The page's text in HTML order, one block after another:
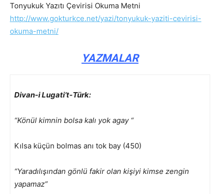
Tonyukuk Yazıtı Çevirisi Okuma Metni
http://www.gokturkce.net/yazi/tonyukuk-yaziti-cevirisi-
okuma-metni/
YAZMALAR
Divan-i Lugati’t-Türk:
“Könül kimnin bolsa kalı yok agay “
Kılsa küçün bolmas anı tok bay (450)
“Yaradılışından gönlü fakir olan kişiyi kimse zengin
yapamaz”